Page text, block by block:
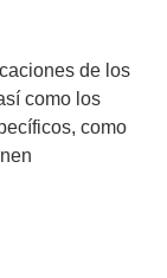
de los
como los
como